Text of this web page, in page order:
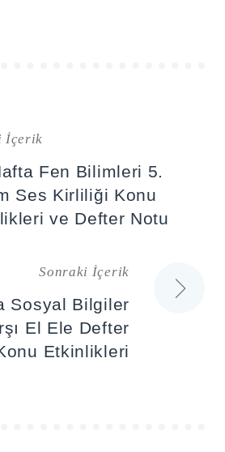
İçerik
Fen Bilimleri 5.
Ses Kirliliği Konu
ve Defter Notu
Sonraki İçerik
Sosyal Bilgiler
El Ele Defter
Etkinlikleri